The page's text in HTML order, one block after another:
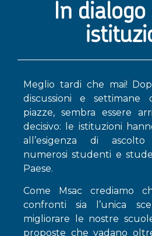
In dialogo
Meglio tardi che mai!
discussioni e
piazze, sembra essere
decisivo: le istituzioni
all’esigenza di
numerosi studenti e
Paese.
Come Msac crediamo
confronti sia l’unica
migliorare le nostre
proposte che vadano